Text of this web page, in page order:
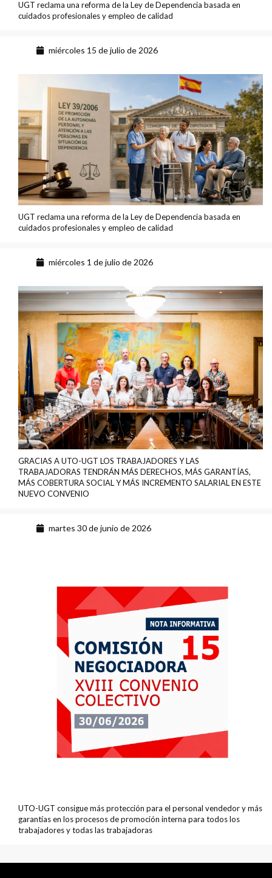
UGT reclama una reforma de la Ley de Dependencia basada en
cuidados profesionales y empleo de calidad
miércoles 15 de julio de 2026
UGT reclama una reforma de la Ley de Dependencia basada en
cuidados profesionales y empleo de calidad
miércoles 1 de julio de 2026
GRACIAS A UTO-UGT LOS TRABAJADORES Y LAS
TRABAJADORAS TENDRÁN MÁS DERECHOS, MÁS GARANTÍAS,
MÁS COBERTURA SOCIAL Y MÁS INCREMENTO SALARIAL EN ESTE
NUEVO CONVENIO
martes 30 de junio de 2026
UTO-UGT consigue más protección para el personal vendedor y más
garantías en los procesos de promoción interna para todos los
trabajadores y todas las trabajadoras